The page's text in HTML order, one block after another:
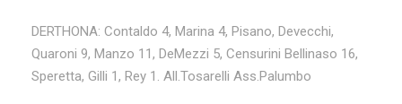
DERTHONA: Contaldo 4, Marina 4, Pisano, Devecchi,
Quaroni 9, Manzo 11, DeMezzi 5, Censurini Bellinaso 16,
Speretta, Gilli 1, Rey 1. All.Tosarelli Ass.Palumbo